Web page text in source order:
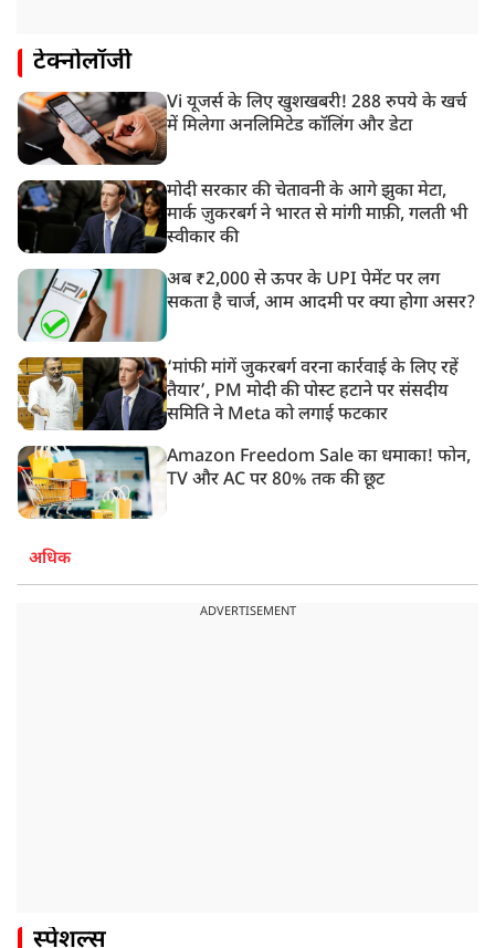
टेक्नोलॉजी
Vi यूजर्स के लिए खुशखबरी! 288 रुपये के खर्च
में मिलेगा अनलिमिटेड कॉलिंग और डेटा
मोदी सरकार की चेतावनी के आगे झुका मेटा,
मार्क ज़ुकरबर्ग ने भारत से मांगी माफ़ी, गलती भी
स्वीकार की
अब ₹2,000 से ऊपर के UPI पेमेंट पर लग
सकता है चार्ज, आम आदमी पर क्या होगा असर?
‘मांफी मांगें जुकरबर्ग वरना कार्रवाई के लिए रहें
तैयार’, PM मोदी की पोस्ट हटाने पर संसदीय
समिति ने Meta को लगाई फटकार
Amazon Freedom Sale का धमाका! फोन,
TV और AC पर 80% तक की छूट
अधिक
ADVERTISEMENT
स्पेशल्स